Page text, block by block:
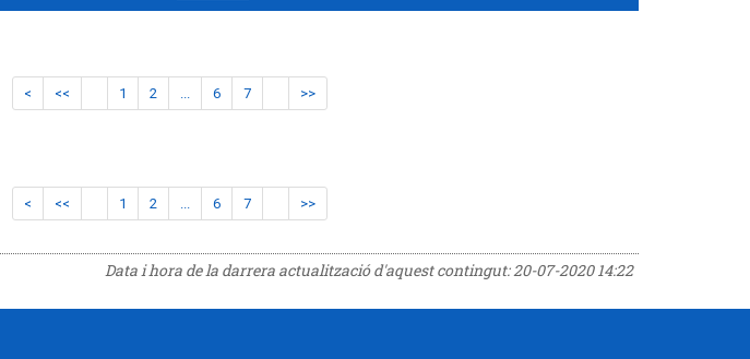
< << 1 2 ... 6 7 >>
< << 1 2 ... 6 7 >>
Data i hora de la darrera actualització d'aquest contingut:20-07-2020 14:22